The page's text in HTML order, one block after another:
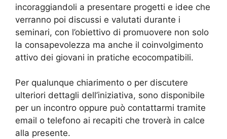
incoraggiandoli a presentare progetti e idee che
verranno poi discussi e valutati durante i
seminari, con l’obiettivo di promuovere non solo
la consapevolezza ma anche il coinvolgimento
attivo dei giovani in pratiche ecocompatibili.
Per qualunque chiarimento o per discutere
ulteriori dettagli dell’iniziativa, sono disponibile
per un incontro oppure può contattarmi tramite
email o telefono ai recapiti che troverà in calce
alla presente.